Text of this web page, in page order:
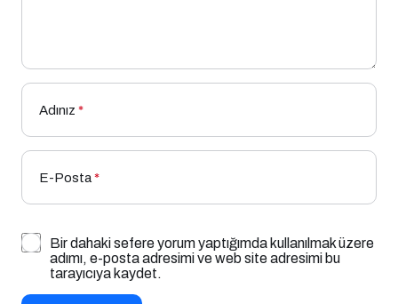
Adınız *
E-Posta*
Bir dahaki sefere yorum yaptığımda kullanılmak üzere
adımı, e-posta adresimi ve web site adresimi bu
tarayıcıya kaydet.